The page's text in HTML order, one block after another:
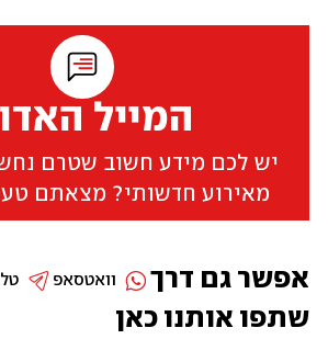
המייל
יש לכם מידע חשוב שטרם
מאירוע חדשותי? מצאתם
שתפו אותנו כאן
אפשר גם דרך וואטסאפ